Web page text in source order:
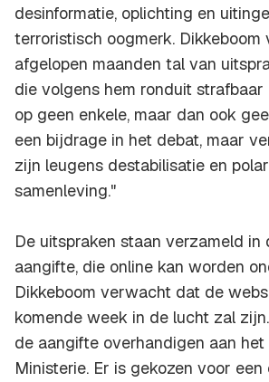
desinformatie, oplichting en
terroristisch oogmerk. Dikkeboom
afgelopen maanden tal van
die volgens hem ronduit
op geen enkele, maar dan ook
een bijdrage in het debat, maar
zijn leugens destabilisatie en
samenleving."
De uitspraken staan verzameld in
aangifte, die online kan worden
Dikkeboom verwacht dat de
komende week in de lucht zal
de aangifte overhandigen aan het
Ministerie. Er is gekozen voor